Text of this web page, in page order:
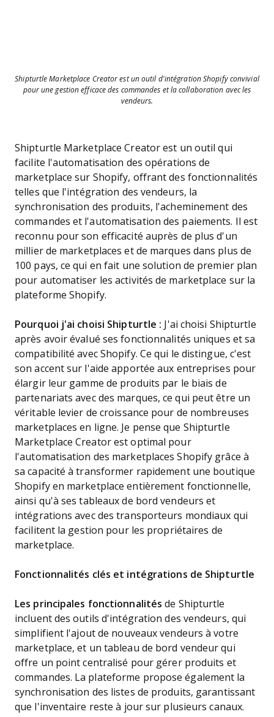
Shipturtle Marketplace Creator est un outil d'intégration Shopify convivial
pour une gestion efficace des commandes et la collaboration avec les
vendeurs.
Shipturtle Marketplace Creator est un outil qui
facilite l'automatisation des opérations de
marketplace sur Shopify, offrant des fonctionnalités
telles que l'intégration des vendeurs, la
synchronisation des produits, l'acheminement des
commandes et l'automatisation des paiements. Il est
reconnu pour son efficacité auprès de plus d'un
millier de marketplaces et de marques dans plus de
100 pays, ce qui en fait une solution de premier plan
pour automatiser les activités de marketplace sur la
plateforme Shopify.
Pourquoi j'ai choisi Shipturtle : J'ai choisi Shipturtle
après avoir évalué ses fonctionnalités uniques et sa
compatibilité avec Shopify. Ce qui le distingue, c'est
son accent sur l'aide apportée aux entreprises pour
élargir leur gamme de produits par le biais de
partenariats avec des marques, ce qui peut être un
véritable levier de croissance pour de nombreuses
marketplaces en ligne. Je pense que Shipturtle
Marketplace Creator est optimal pour
l'automatisation des marketplaces Shopify grâce à
sa capacité à transformer rapidement une boutique
Shopify en marketplace entièrement fonctionnelle,
ainsi qu'à ses tableaux de bord vendeurs et
intégrations avec des transporteurs mondiaux qui
facilitent la gestion pour les propriétaires de
marketplace.
Fonctionnalités clés et intégrations de Shipturtle
Les principales fonctionnalités de Shipturtle
incluent des outils d'intégration des vendeurs, qui
simplifient l'ajout de nouveaux vendeurs à votre
marketplace, et un tableau de bord vendeur qui
offre un point centralisé pour gérer produits et
commandes. La plateforme propose également la
synchronisation des listes de produits, garantissant
que l'inventaire reste à jour sur plusieurs canaux.